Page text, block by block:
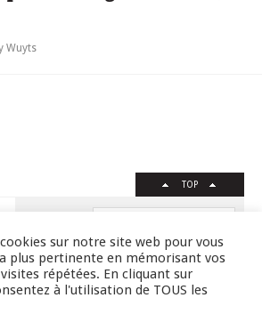
Wuyts
TOP
RSS Plan du site
sur notre site web pour vous
plus pertinente en mémorisant vos
répétées. En cliquant sur
à l'utilisation de TOUS les